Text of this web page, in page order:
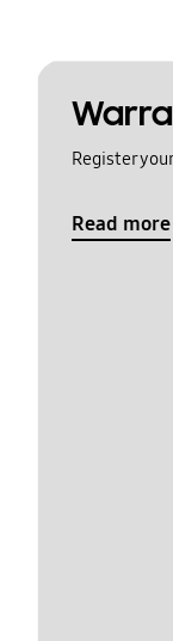
Register
Read more